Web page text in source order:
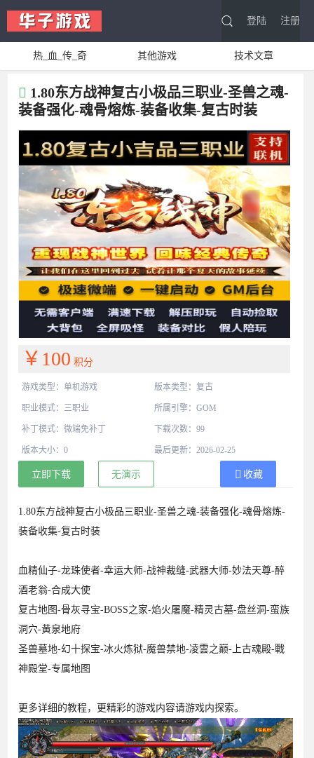
登陆 注册
热_血_传_奇 其他游戏 技术文章
1.80东方战神复古小极品三职业-圣兽之魂-
装备强化-魂骨熔炼-装备收集-复古时装
￥100 积分
游戏类型：单机游戏 版本类型：复古
职业模式：三职业 所属引擎：GOM
补丁模式：微端免补丁 下载次数：99
版本大小：0 最后更新：2026-02-25
立即下载 无演示 收藏
1.80东方战神复古小极品三职业-圣兽之魂-装备强化-魂骨熔炼-
装备收集-复古时装
血精仙子-龙珠使者-幸运大师-战神裁缝-武器大师-妙法天尊-醉
酒老翁-合成大使
复古地图-骨灰寻宝-BOSS之家-焰火屠魔-精灵古墓-盘丝洞-蛮族
洞穴-黄泉地府
圣兽墓地-幻十探宝-冰火炼狱-魔兽禁地-凌雲之巅-上古魂殿-戰
神殿堂-专属地图
更多详细的教程，更精彩的游戏内容请游戏内探索。